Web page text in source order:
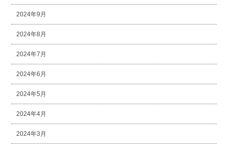
2024年9月
2024年8月
2024年7月
2024年6月
2024年5月
2024年4月
2024年3月